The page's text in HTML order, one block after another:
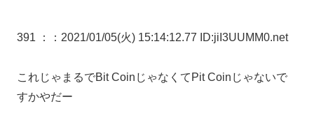
391 ： ：2021/01/05(火) 15:14:12.77 ID:jiI3UUMM0.net
これじゃまるでBit CoinじゃなくてPit Coinじゃないで
すかやだー